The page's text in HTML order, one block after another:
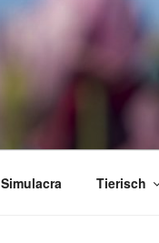
Simulacra Tierisch